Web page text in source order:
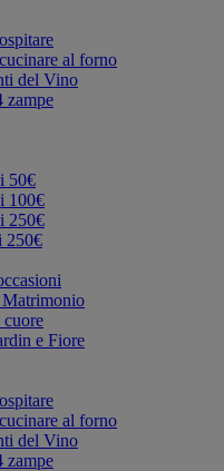
al forno
del Vino
zampe
50€
100€
250€
250€
cuore
e Fiore
al forno
del Vino
zampe